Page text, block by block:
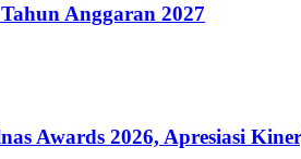
Anggaran 2027
Awards 2026, Apresiasi